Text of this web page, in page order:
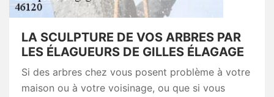
LA SCULPTURE DE VOS ARBRES PAR
LES ÉLAGUEURS DE GILLES ÉLAGAGE
Si des arbres chez vous posent problème à votre
maison ou à votre voisinage, ou que si vous